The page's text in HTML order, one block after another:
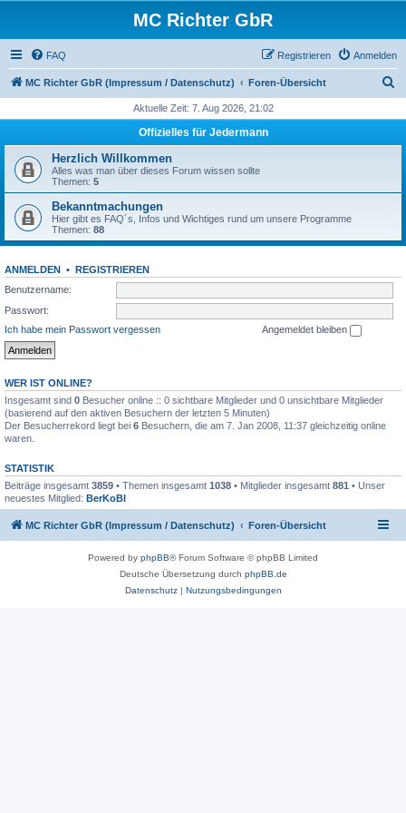
MC Richter GbR
FAQ Anmelden
Registrieren
MC Richter GbR (Impressum / Datenschutz) Foren-Übersicht
h
Aktuelle Zeit: 7. Aug 2026, 21:02
Offizielles für Jedermann
Herzlich Willkommen
Alles was man über dieses Forum wissen sollte
Themen: 5
Bekanntmachungen
Hier gibt es FAQ´s, Infos und Wichtiges rund um unsere Programme
Themen: 88
ANMELDEN • REGISTRIEREN
Benutzername:
Passwort:
Ich habe mein Passwort vergessen
Angemeldet bleiben
WER IST ONLINE?
Insgesamt sind 0 Besucher online :: 0 sichtbare Mitglieder und 0 unsichtbare Mitglieder
(basierend auf den aktiven Besuchern der letzten 5 Minuten)
Der Besucherrekord liegt bei 6 Besuchern, die am 7. Jan 2008, 11:37 gleichzeitig online
waren.
STATISTIK
Beiträge insgesamt 3859 • Themen insgesamt 1038 • Mitglieder insgesamt 881 • Unser
neuestes Mitglied: BerKoBl
MC Richter GbR (Impressum / Datenschutz) Foren-Übersicht
Powered by phpBB® Forum Software © phpBB Limited
Deutsche Übersetzung durch phpBB.de
Datenschutz| Nutzungsbedingungen